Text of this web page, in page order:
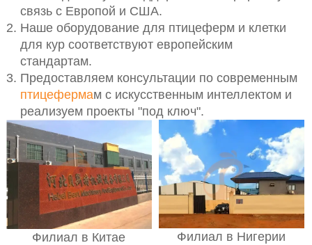
связь с Европой и США.
Наше оборудование для птицеферм и клетки
для кур соответствуют европейским
стандартам.
Предоставляем консультации по современным
птицефермам с искусственным интеллектом и
реализуем проекты "под ключ".
Филиал в Китае Филиал в Нигерии